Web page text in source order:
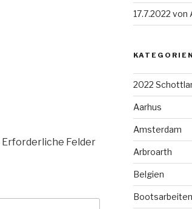
Erforderliche Felder
17.7.2022
2022
Aarhus
Amsterdam
Arbroarth
Belgien
Bootsarbeiten